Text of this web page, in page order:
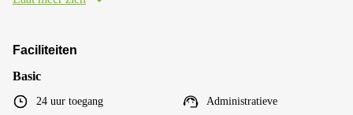
Faciliteiten
Basic
24 uur toegang
Administratieve